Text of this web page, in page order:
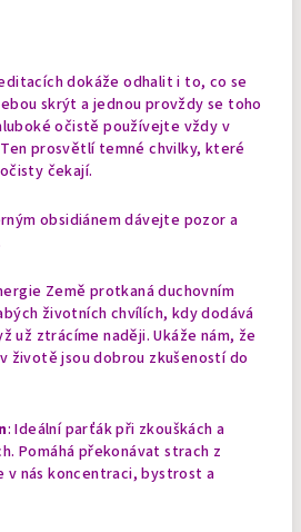
dokáže odhalit i to, co se
skrýt a jednou provždy se toho
očistě používejte vždy v
prosvětlí temné chvilky, které
čekají.
obsidiánem dávejte pozor a
Země protkaná duchovním
životních chvílích, kdy dodává
už ztrácíme naději. Ukáže nám, že
životě jsou dobrou zkušeností do
: Ideální parťák při zkouškách a
Pomáhá překonávat strach z
v nás koncentraci, bystrost a